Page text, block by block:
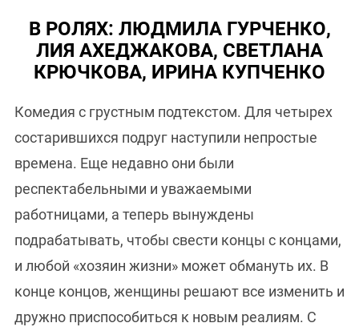
В РОЛЯХ: ЛЮДМИЛА ГУРЧЕНКО,
ЛИЯ АХЕДЖАКОВА, СВЕТЛАНА
КРЮЧКОВА, ИРИНА КУПЧЕНКО
Комедия с грустным подтекстом. Для четырех
состарившихся подруг наступили непростые
времена. Еще недавно они были
респектабельными и уважаемыми
работницами, а теперь вынуждены
подрабатывать, чтобы свести концы с концами,
и любой «хозяин жизни» может обмануть их. В
конце концов, женщины решают все изменить и
дружно приспособиться к новым реалиям. С